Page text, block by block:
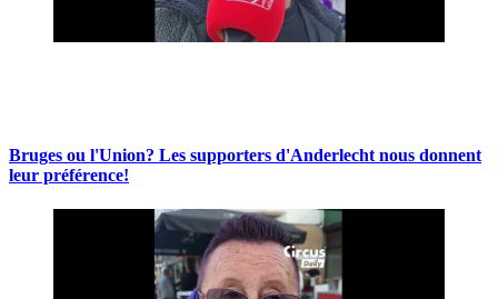
Bruges ou l'Union? Les supporters d'Anderlecht nous donnent
leur préférence!